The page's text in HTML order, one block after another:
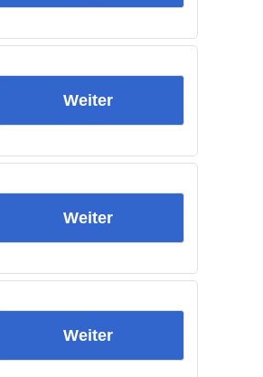
Weiter
Weiter
Weiter